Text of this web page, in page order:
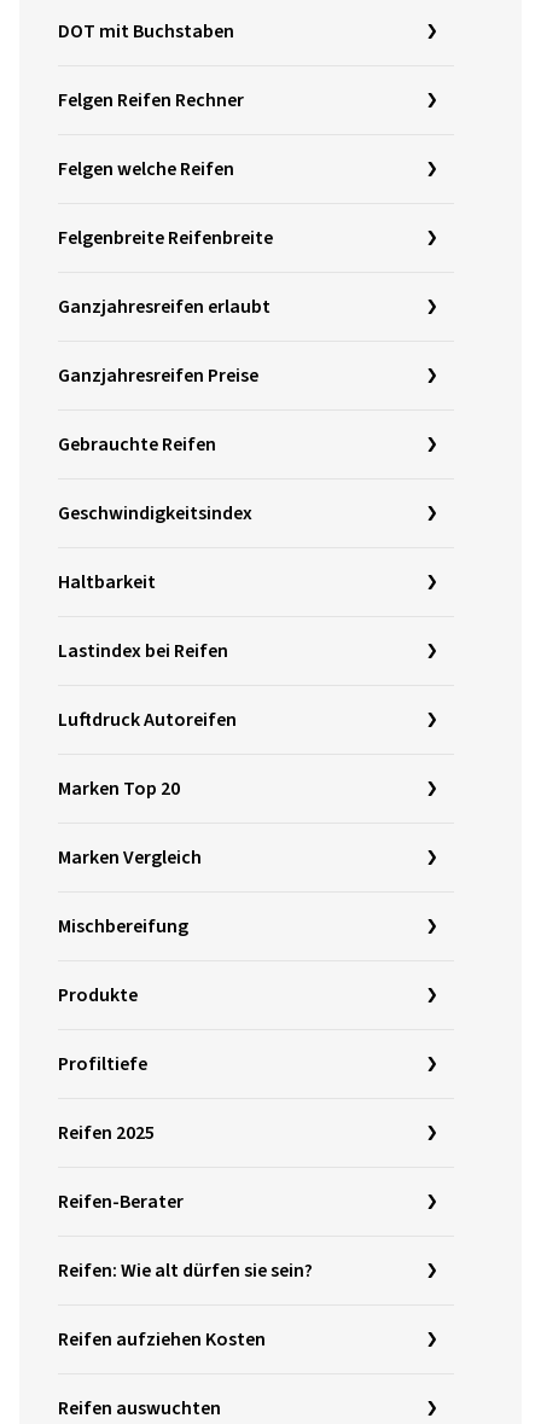
DOT mit Buchstaben
Felgen Reifen Rechner
Felgen welche Reifen
Felgenbreite Reifenbreite
Ganzjahresreifen erlaubt
Ganzjahresreifen Preise
Gebrauchte Reifen
Geschwindigkeitsindex
Haltbarkeit
Lastindex bei Reifen
Luftdruck Autoreifen
Marken Top 20
Marken Vergleich
Mischbereifung
Produkte
Profiltiefe
Reifen 2025
Reifen-Berater
Reifen: Wie alt dürfen sie sein?
Reifen aufziehen Kosten
Reifen auswuchten